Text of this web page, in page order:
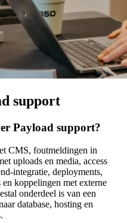
support
Payload support?
CMS, foutmeldingen in
uploads en media, access
integratie, deployments,
koppelingen met externe
onderdeel is van een
database, hosting en